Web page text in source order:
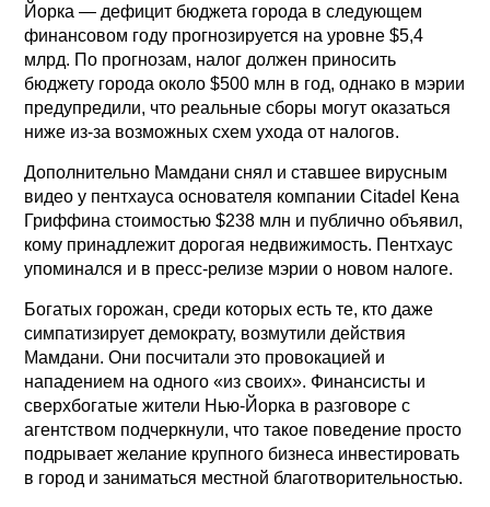
Йорка — дефицит бюджета города в следующем
финансовом году прогнозируется на уровне $5,4
млрд. По прогнозам, налог должен приносить
бюджету города около $500 млн в год, однако в мэрии
предупредили, что реальные сборы могут оказаться
ниже из-за возможных схем ухода от налогов.
Дополнительно Мамдани снял и ставшее вирусным
видео у пентхауса основателя компании Citadel Кена
Гриффина стоимостью $238 млн и публично объявил,
кому принадлежит дорогая недвижимость. Пентхаус
упоминался и в пресс-релизе мэрии о новом налоге.
Богатых горожан, среди которых есть те, кто даже
симпатизирует демократу, возмутили действия
Мамдани. Они посчитали это провокацией и
нападением на одного «из своих». Финансисты и
сверхбогатые жители Нью-Йорка в разговоре с
агентством подчеркнули, что такое поведение просто
подрывает желание крупного бизнеса инвестировать
в город и заниматься местной благотворительностью.